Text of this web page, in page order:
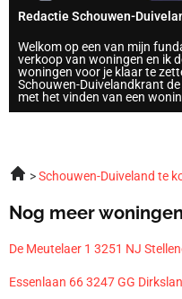
Redactie Schouwen-
Welkom op een van mijn
verkoop van woningen en ik
woningen voor je klaar te
Schouwen-Duivelandkrant
met het vinden van een
Schouwen-Duiveland te
Nog meer
De Meutelaer 1 3251 NJ
Essenlaan 66 3247 GG